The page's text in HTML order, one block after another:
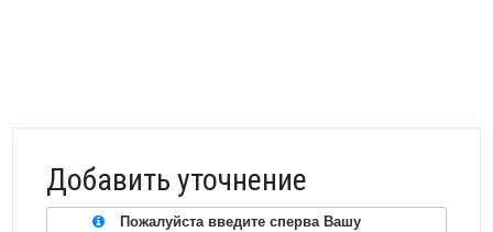
Добавить уточнение
Пожалуйста введите сперва Вашу